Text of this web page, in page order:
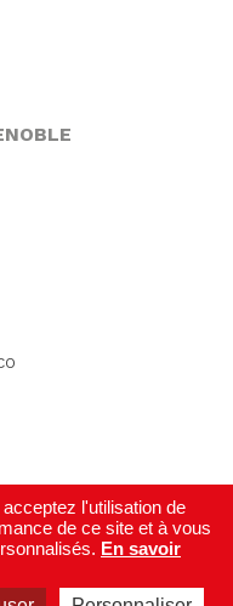
l'utilisation de
de ce site et à vous
En savoir